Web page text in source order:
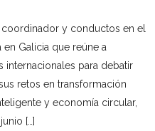
y conductos en el
Galicia que reúne a
para debatir
retos en transformación
y economía circular,
[…]